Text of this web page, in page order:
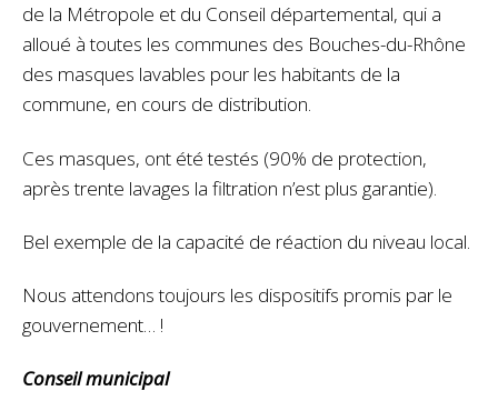
de la Métropole et du Conseil départemental, qui a
alloué à toutes les communes des Bouches-du-Rhône
des masques lavables pour les habitants de la
commune, en cours de distribution.
Ces masques, ont été testés (90% de protection,
après trente lavages la filtration n’est plus garantie).
Bel exemple de la capacité de réaction du niveau local.
Nous attendons toujours les dispositifs promis par le
gouvernement… !
Conseil municipal